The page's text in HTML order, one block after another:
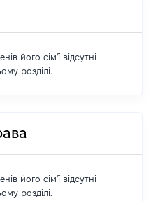
його сім'ї відсутні
розділі.
його сім'ї відсутні
розділі.